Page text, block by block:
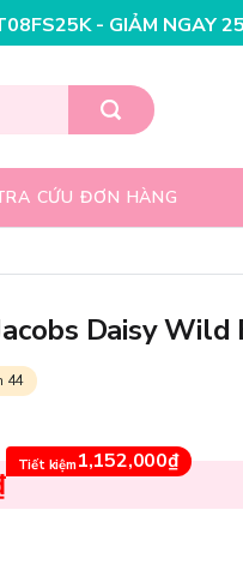
CHO ĐƠN HÀNG 99K
CỨU ĐƠN HÀNG
Daisy Wild
44
Tiết kiệm1,152,000₫